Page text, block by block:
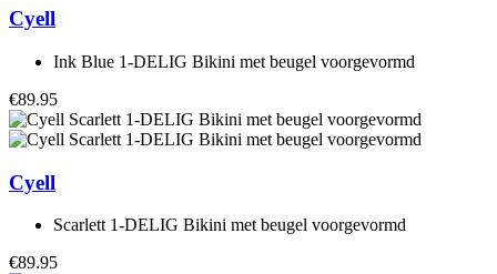
Cyell
Ink Blue 1-DELIG Bikini met beugel voorgevormd
€89.95
Cyell
Scarlett 1-DELIG Bikini met beugel voorgevormd
€89.95